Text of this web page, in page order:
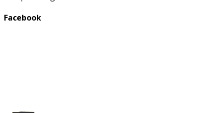
Facebook